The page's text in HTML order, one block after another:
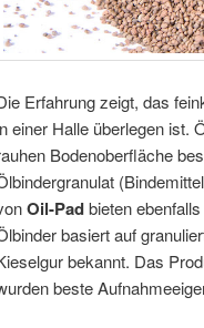
Erfahrung zeigt, das
einer Halle überlegen ist.
Bodenoberfläche
Oil-Padbieten
basiert auf
bekannt. Das
beste